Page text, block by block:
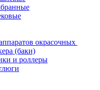
окрасочных
(баки)
и роллеры